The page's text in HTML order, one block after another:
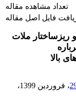
تعداد مشاهده مقاله
فایل اصل مقاله
ریزساختار ملات
بالا
، فروردین 1399
،